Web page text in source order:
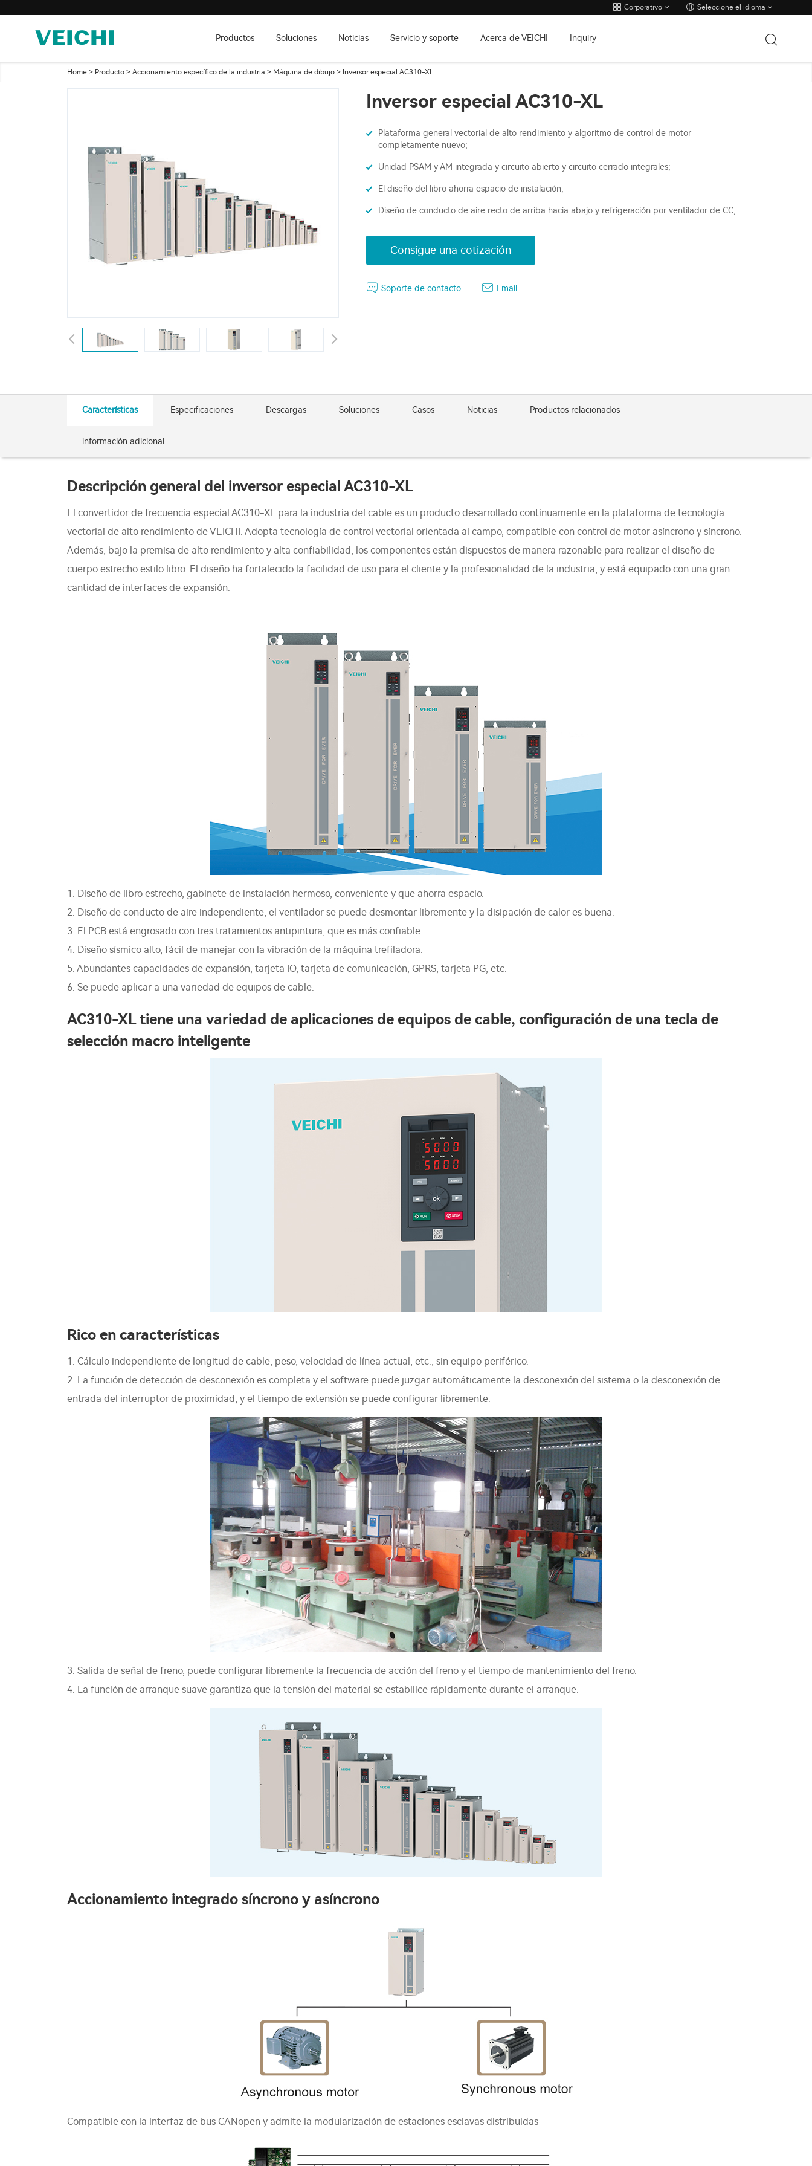
Corporativo Seleccione el idioma
Productos Soluciones Noticias Servicio y soporte Acerca de VEICHI Inquiry
Home > Producto >Accionamiento específico de la industria > Máquina de dibujo > Inversor especial AC310-XL
Inversor especial AC310-XL
Plataforma general vectorial de alto rendimiento y algoritmo de control de motor
completamente nuevo;
Unidad PSAM y AM integrada y circuito abierto y circuito cerrado integrales;
El diseño del libro ahorra espacio de instalación;
Diseño de conducto de aire recto de arriba hacia abajo y refrigeración por ventilador de CC;
Consigue una cotización
Soporte de contacto Email
Características Especificaciones Descargas Soluciones Casos Noticias Productos relacionados
información adicional
Descripción general del inversor especial AC310-XL
El convertidor de frecuencia especial AC310-XL para la industria del cable es un producto desarrollado continuamente en la plataforma de tecnología
vectorial de alto rendimiento de VEICHI. Adopta tecnología de control vectorial orientada al campo, compatible con control de motor asíncrono y síncrono.
Además, bajo la premisa de alto rendimiento y alta confiabilidad, los componentes están dispuestos de manera razonable para realizar el diseño de
cuerpo estrecho estilo libro. El diseño ha fortalecido la facilidad de uso para el cliente y la profesionalidad de la industria, y está equipado con una gran
cantidad de interfaces de expansión.
1. Diseño de libro estrecho, gabinete de instalación hermoso, conveniente y que ahorra espacio.
2. Diseño de conducto de aire independiente, el ventilador se puede desmontar libremente y la disipación de calor es buena.
3. El PCB está engrosado con tres tratamientos antipintura, que es más confiable.
4. Diseño sísmico alto, fácil de manejar con la vibración de la máquina trefiladora.
5. Abundantes capacidades de expansión, tarjeta IO, tarjeta de comunicación, GPRS, tarjeta PG, etc.
6. Se puede aplicar a una variedad de equipos de cable.
AC310-XL tiene una variedad de aplicaciones de equipos de cable, configuración de una tecla de
selección macro inteligente
Rico en características
1. Cálculo independiente de longitud de cable, peso, velocidad de línea actual, etc., sin equipo periférico.
2. La función de detección de desconexión es completa y el software puede juzgar automáticamente la desconexión del sistema o la desconexión de
entrada del interruptor de proximidad, y el tiempo de extensión se puede configurar libremente.
3. Salida de señal de freno, puede configurar libremente la frecuencia de acción del freno y el tiempo de mantenimiento del freno.
4. La función de arranque suave garantiza que la tensión del material se estabilice rápidamente durante el arranque.
Accionamiento integrado síncrono y asíncrono
Compatible con la interfaz de bus CANopen y admite la modularización de estaciones esclavas distribuidas